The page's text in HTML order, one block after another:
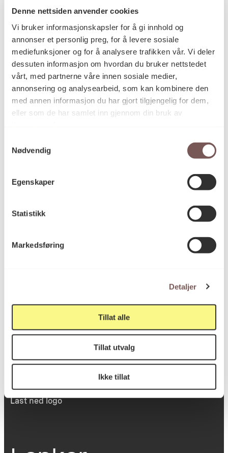
Denne nettsiden anvender cookies
Vi bruker informasjonskapsler for å gi innhold og
annonser et personlig preg, for å levere sosiale
mediefunksjoner og for å analysere trafikken vår. Vi deler
dessuten informasjon om hvordan du bruker nettstedet
vårt, med partnerne våre innen sosiale medier,
annonsering og analysearbeid, som kan kombinere den
med annen informasjon du har gjort tilgjengelig for dem,
eller som de har samlet inn gjennom din bruk av
Nødvendig
Egenskaper
Statistikk
Markedsføring
Detaljer
Tillat alle
Tillat utvalg
Ikke tillat
Postadresse
Postboks 6994
St. Olavs plass
0130 Oslo
inngang Løkkeveien,
Viktig info
Utbetaling og fakturering
Personvernerklæring
Dokumentasjonsskjema
Last ned logo